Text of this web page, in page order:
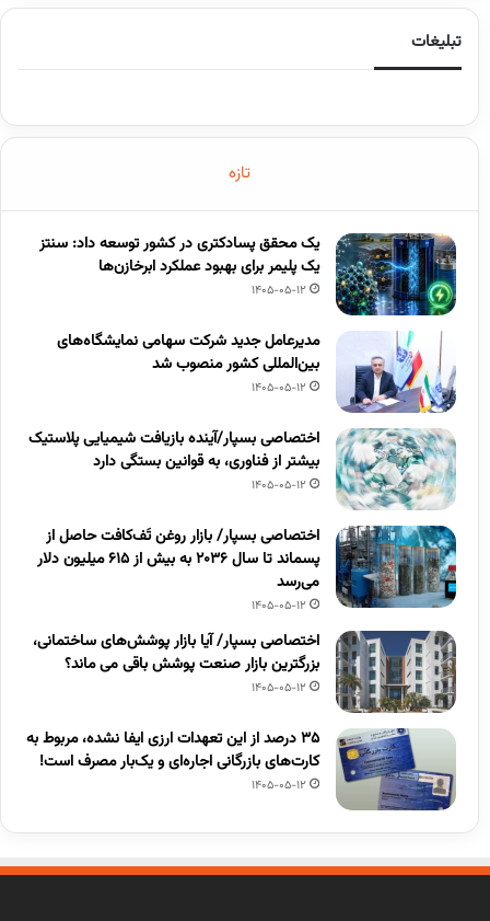
تبلیغات
تازه
یک محقق پسادکتری در کشور توسعه داد: سنتز
یک پلیمر برای بهبود عملکرد ابرخازن‌ها
1405-05-12
مدیرعامل جدید شرکت سهامی نمایشگاه‌های
بین‌المللی کشور منصوب شد
1405-05-12
اختصاصی بسپار/آینده بازیافت شیمیایی پلاستیک
بیشتر از فناوری، به قوانین بستگی دارد
1405-05-12
اختصاصی بسپار/ بازار روغن تَف‌کافت حاصل از
پسماند تا سال ۲۰۳۶ به بیش از ۶۱۵ میلیون دلار
می‌رسد
1405-05-12
اختصاصی بسپار/ آیا بازار پوشش‌های ساختمانی،
بزرگترین بازار صنعت پوشش باقی می ماند؟
1405-05-12
۳۵ درصد از این تعهدات ارزی ایفا نشده، مربوط به
کارت‌های بازرگانی اجاره‌ای و یک‌بار مصرف است!
1405-05-12